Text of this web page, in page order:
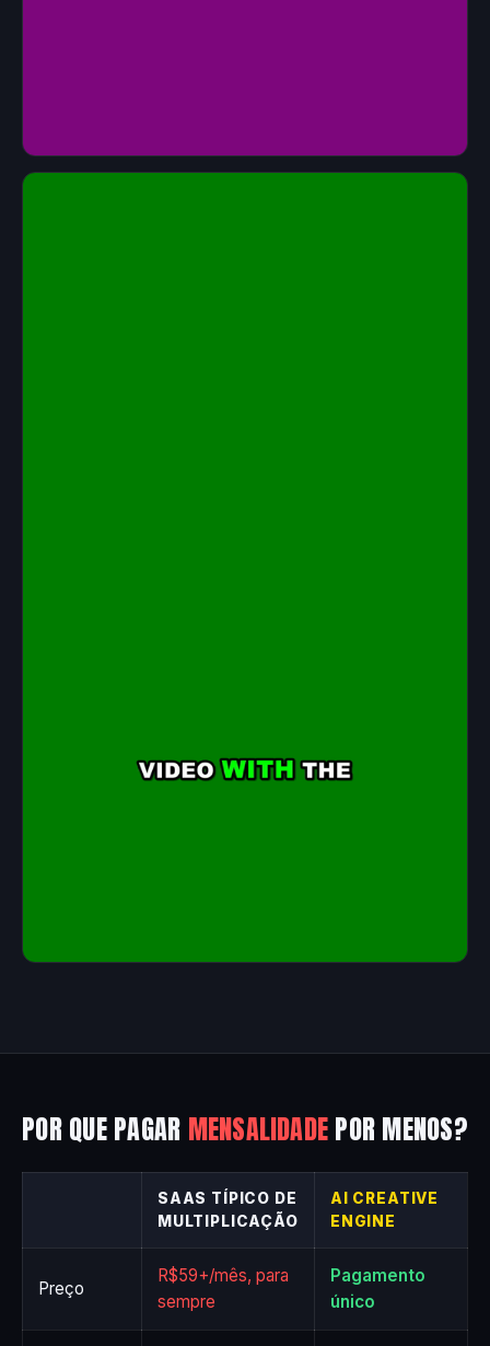
POR QUE PAGAR MENSALIDADEPOR MENOS?
SAAS TÍPICO DE
MULTIPLICAÇÃO
AI CREATIVE
ENGINE
Preço
R$59+/mês, para
sempre
Pagamento
único